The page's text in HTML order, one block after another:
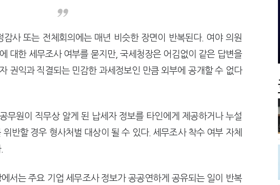
오래 살아야"…1주택 세금 '실거주' 중심으로
상속 닥치면 늦다"…가업승계 성패, 시간에 달렸다
전통주 칵테일까
사 또는 전체회의에는 매년 비슷한 장면이 반복된다. 여야 의원
대한 세무조사 여부를 묻지만, 국세청장은 어김없이 같은 답변을
권익과 직결되는 민감한 과세정보인 만큼 외부에 공개할 수 없다
무원이 직무상 알게 된 납세자 정보를 타인에게 제공하거나 누설
반할 경우 형사처벌 대상이 될 수 있다. 세무조사 착수 여부 자체
서는 주요 기업 세무조사 정보가 공공연하게 공유되는 일이 반복